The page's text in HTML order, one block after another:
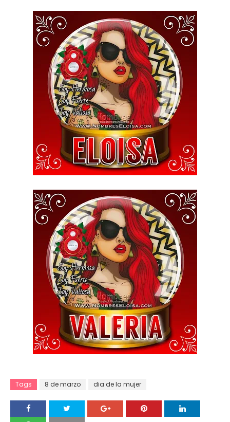
Tags 8 de marzo dia de la mujer